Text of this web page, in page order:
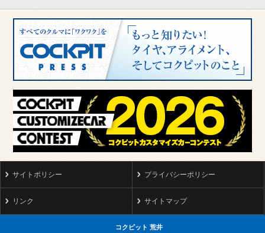
サイトポリシー プライバシーポリシー
リンク サイトマップ
コクピット 荒井